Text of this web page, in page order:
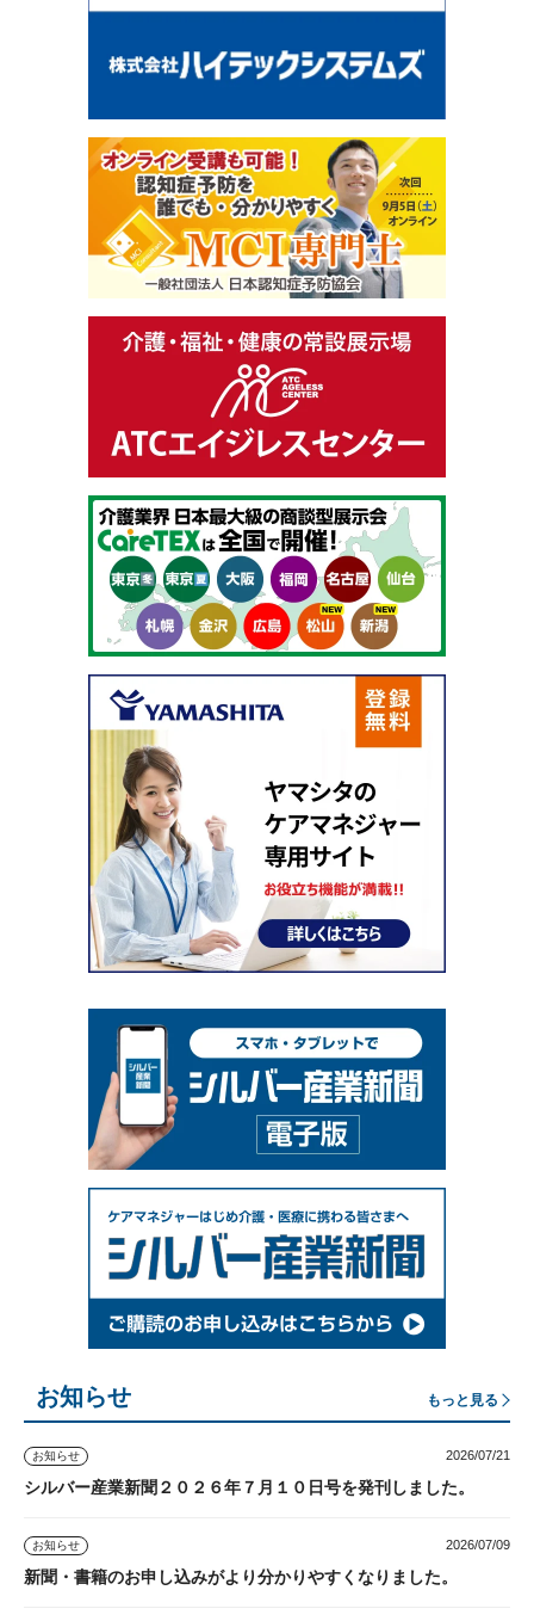
お知らせ もっと見る
お知らせ 2026/07/21
シルバー産業新聞２０２６年７月１０日号を発刊しました。
お知らせ 2026/07/09
新聞・書籍のお申し込みがより分かりやすくなりました。